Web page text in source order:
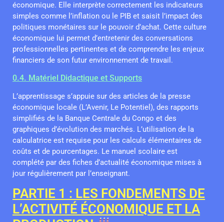
économique. Elle interprète correctement les indicateurs
simples comme l’inflation ou le PIB et saisit l’impact des
politiques monétaires sur le pouvoir d’achat. Cette culture
économique lui permet d’entretenir des conversations
professionnelles pertinentes et de comprendre les enjeux
financiers de son futur environnement de travail.
0.4. Matériel Didactique et Supports
L’apprentissage s’appuie sur des articles de la presse
économique locale (L’Avenir, Le Potentiel), des rapports
simplifiés de la Banque Centrale du Congo et des
graphiques d’évolution des marchés. L’utilisation de la
calculatrice est requise pour les calculs élémentaires de
coûts et de pourcentages. Le manuel scolaire est
complété par des fiches d’actualité économique mises à
jour régulièrement par l’enseignant.
PARTIE 1 : LES FONDEMENTS DE
L’ACTIVITÉ ÉCONOMIQUE ET LA